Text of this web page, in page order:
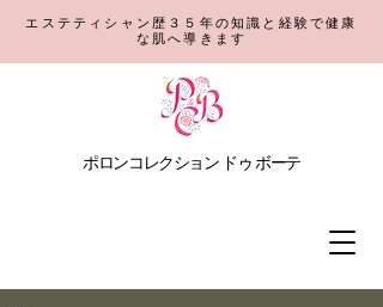
エステティシャン歴３５年の知識と経験で健康
な肌へ導きます
​ポロンコレクション ドゥ ボーテ